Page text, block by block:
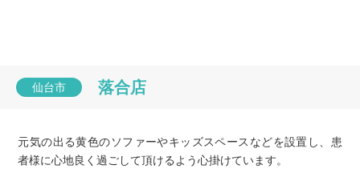
在宅サービス
お薬Q&A
仙台市 落合店
元気の出る黄色のソファーやキッズスペースなどを設置し、患
者様に心地良く過ごして頂けるよう心掛けています。